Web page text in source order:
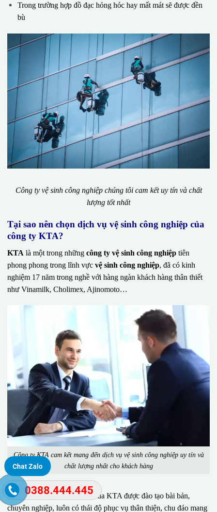
Trong trường hợp đồ đạc hỏng hóc hay mất mát sẽ được đền
bù
Công ty vệ sinh công nghiệp chúng tôi cam kết uy tín và chất
lượng tốt nhất
Tại sao nên chọn dịch vụ vệ sinh công nghiệp của
công ty KTA?
KTA là một trong những công ty vệ sinh công nghiệp tiên
phong phong trong lĩnh vực vệ sinh công nghiệp, đã có kinh
nghiệm 17 năm trong nghề với hàng ngàn khách hàng thân thiết
như Vinamilk, Cholimex, Ajinomoto…
Công ty KTA cam kết mang đến dịch vụ vệ sinh công nghiệp uy tín và
chất lượng nhất cho khách hàng
Đặc biệt, đội ngũ nhân viên của KTA được đào tạo bài bản,
chuyên nghiệp, luôn có thái độ phục vụ thân thiện, chu đáo mang
Chat Zalo
0388.444.445